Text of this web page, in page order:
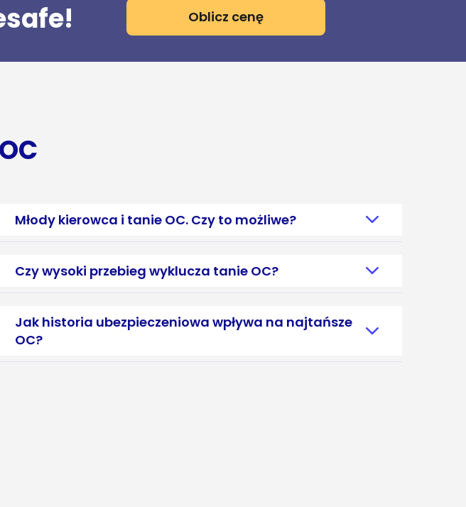
Oblicz cenę
Młody kierowca i tanie OC. Czy to możliwe?
Czy wysoki przebieg wyklucza tanie OC?
Jak historia ubezpieczeniowa wpływa na najtańsze
OC?